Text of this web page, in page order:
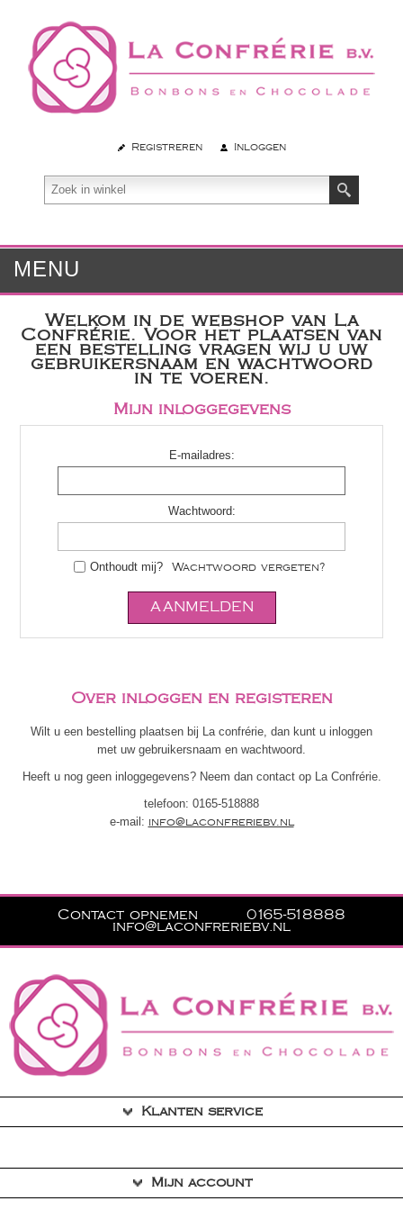
Registreren Inloggen
MENU
Welkom in de webshop van La
Confrérie. Voor het plaatsen van
een bestelling vragen wij u uw
gebruikersnaam en wachtwoord
in te voeren.
Mijn inloggegevens
E-mailadres:
Wachtwoord:
Onthoudt mij? Wachtwoord vergeten?
Over inloggen en registeren
Wilt u een bestelling plaatsen bij La confrérie, dan kunt u inloggen
met uw gebruikersnaam en wachtwoord.
Heeft u nog geen inloggegevens? Neem dan contact op La Confrérie.
telefoon: 0165-518888
e-mail: info@laconfreriebv.nl
Contact opnemen
0165-518888
info@laconfreriebv.nl
Klanten service
Privacyverklaring
Mijn account